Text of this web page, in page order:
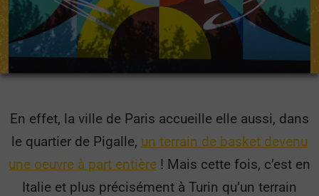
En effet, la ville de Paris accueille elle aussi, dans
le quartier de Pigalle, un terrain de basket devenu
une oeuvre à part entière ! Mais cette fois, c’est en
Italie et plus précisément à Turin qu’un terrain